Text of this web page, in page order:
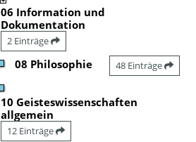
06 Information und
Dokumentation
2 Einträge
08 Philosophie 48 Einträge
10 Geisteswissenschaften
allgemein
12 Einträge